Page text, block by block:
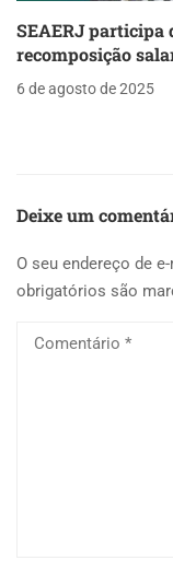
SEAERJ participa
recomposição
6 de agosto de 2025
Deixe um
O seu endereço de
obrigatórios são